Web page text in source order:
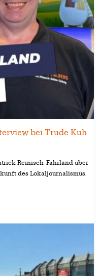
bei Trude Kuh
Reinisch-Fahrland über
des Lokaljournalismus.